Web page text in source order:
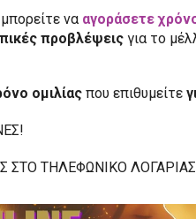
να αγοράσετε
προβλέψεις για το
ομιλίας που επιθυμείτε
ΣΤΟ ΤΗΛΕΦΩΝΙΚΟ